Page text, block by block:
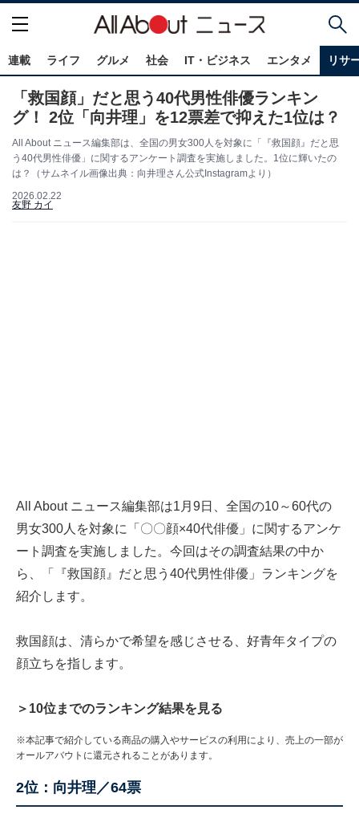
連載 ライフ グルメ 社会 IT・ビジネス エンタメ リサ
「救国顔」だと思う40代男性俳優ランキン
グ！ 2位「向井理」を12票差で抑えた1位は？
All About ニュース編集部は、全国の男女300人を対象に「『救国顔』だと思
う40代男性俳優」に関するアンケート調査を実施しました。1位に輝いたの
は？（サムネイル画像出典：向井理さん公式Instagramより）
2026.02.22
友野 カイ
All About ニュース編集部は1月9日、全国の10～60代の
男女300人を対象に「〇〇顔×40代俳優」に関するアンケ
ート調査を実施しました。今回はその調査結果の中か
ら、「『救国顔』だと思う40代男性俳優」ランキングを
紹介します。
救国顔は、清らかで希望を感じさせる、好青年タイプの
顔立ちを指します。
＞10位までのランキング結果を見る
※本記事で紹介している商品の購入やサービスの利用により、売上の一部が
オールアバウトに還元されることがあります。
2位：向井理／64票